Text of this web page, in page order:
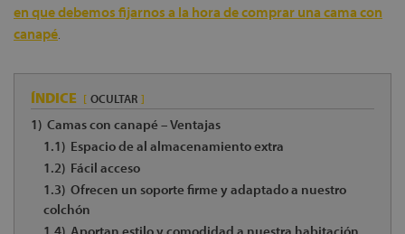
en que debemos fijarnos a la hora de comprar una cama con
canapé
ÍNDICE OCULTAR
1) Camas con canapé – Ventajas
1.1) Espacio de al almacenamiento extra
1.2) Fácil acceso
1.3) Ofrecen un soporte firme y adaptado a nuestro
colchón
1.4) Aportan estilo y comodidad a nuestra habitación